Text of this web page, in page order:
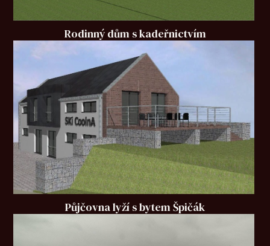
Rodinný dům s kadeřnictvím
Půjčovna lyží s bytem Špičák